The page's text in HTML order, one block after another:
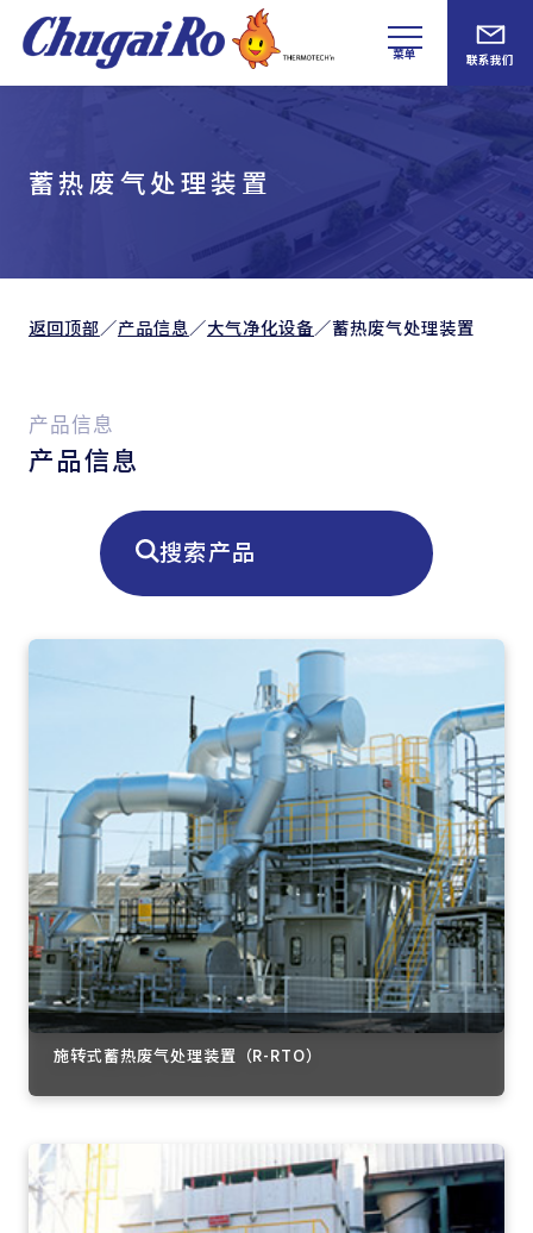
菜单 联系我们
蓄热废气处理装置
返回顶部／产品信息／大气净化设备／蓄热废气处理装置
产品信息
产品信息
搜索产品
施转式蓄热废气处理装置（R-RTO）